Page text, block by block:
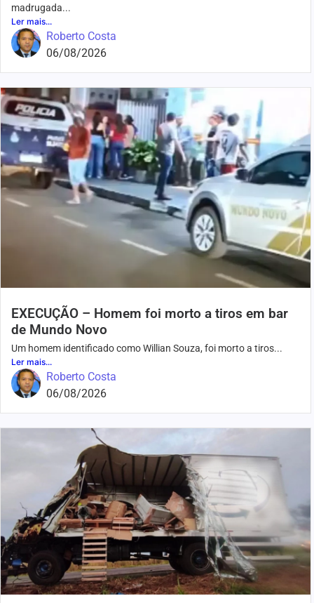
madrugada...
Ler mais...
Roberto Costa
06/08/2026
EXECUÇÃO – Homem foi morto a tiros em bar
de Mundo Novo
Um homem identificado como Willian Souza, foi morto a tiros...
Ler mais...
Roberto Costa
06/08/2026